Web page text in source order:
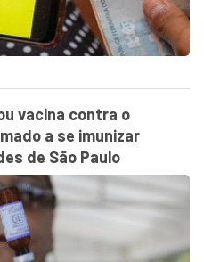
vacina contra o
a se imunizar
de São Paulo